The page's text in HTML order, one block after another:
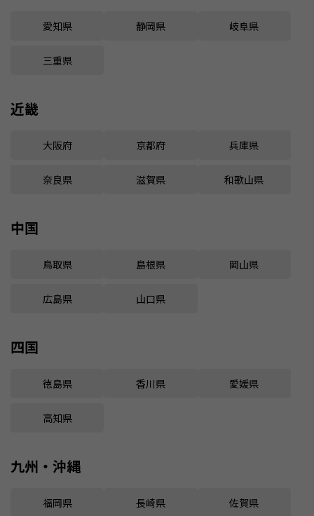
愛知県 静岡県 岐阜県
三重県
近畿
大阪府 京都府 兵庫県
奈良県 滋賀県 和歌山県
中国
鳥取県 島根県 岡山県
広島県 山口県
四国
徳島県 香川県 愛媛県
高知県
九州・沖縄
福岡県 長崎県 佐賀県